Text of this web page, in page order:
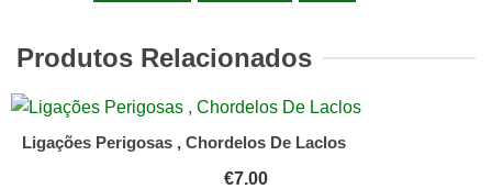
de
Vidro
Shaw
Produtos Relacionados
Ligações Perigosas , Chordelos De Laclos
€7.00